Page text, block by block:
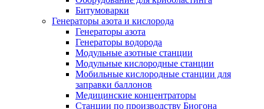
Битумоварки
Генераторы азота и кислорода
Генераторы азота
Генераторы водорода
Модульные азотные станции
Модульные кислородные станции
Мобильные кислородные станции для
заправки баллонов
Медицинские концентраторы
Станции по производству Биогона